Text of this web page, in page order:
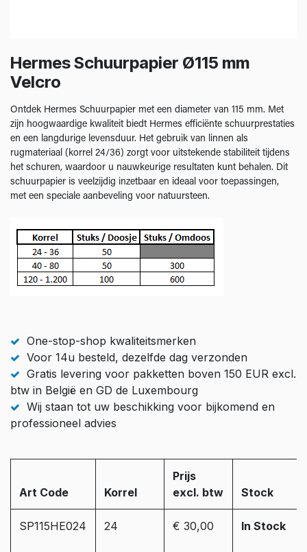
Hermes Schuurpapier Ø115 mm
Velcro
Ontdek Hermes Schuurpapier met een diameter van 115 mm. Met
zijn hoogwaardige kwaliteit biedt Hermes efficiënte schuurprestaties
en een langdurige levensduur. Het gebruik van linnen als
rugmateriaal (korrel 24/36) zorgt voor uitstekende stabiliteit tijdens
het schuren, waardoor u nauwkeurige resultaten kunt behalen. Dit
schuurpapier is veelzijdig inzetbaar en ideaal voor toepassingen,
met een speciale aanbeveling voor natuursteen.
One-stop-shop kwaliteitsmerken
Voor 14u besteld, dezelfde dag verzonden
Gratis levering voor pakketten boven 150 EUR excl.
btw in België en GD de Luxembourg
Wij staan tot uw beschikking voor bijkomend en
professioneel advies
Art Code Korrel
Prijs
excl. btw
Stock
SP115HE024 24 € 30,00 In Stock